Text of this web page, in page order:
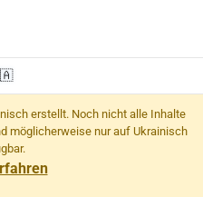
erstellt. Noch nicht alle Inhalte
möglicherweise nur auf Ukrainisch